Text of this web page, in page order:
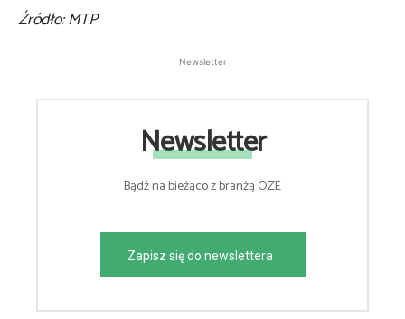
Źródło: MTP
Newsletter
Newsletter
Bądź na bieżąco z branżą OZE
Zapisz się do newslettera